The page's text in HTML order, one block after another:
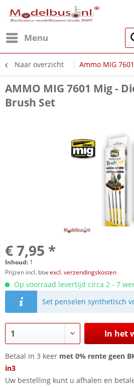
Menu
Naar overzicht Ammo MIG 7601
AMMO MIG 7601 Mig -
Brush Set
€ 7,95 *
Inhoud: 1
Prijzen incl. btwexcl. verzendingskosten
Op voorraad levertijd circa 2 - 7
Set penselen synthetisch
In het
Betaal in 3 keer met 0% rente geen
in3
Uw bestelling kunt u afhalen en